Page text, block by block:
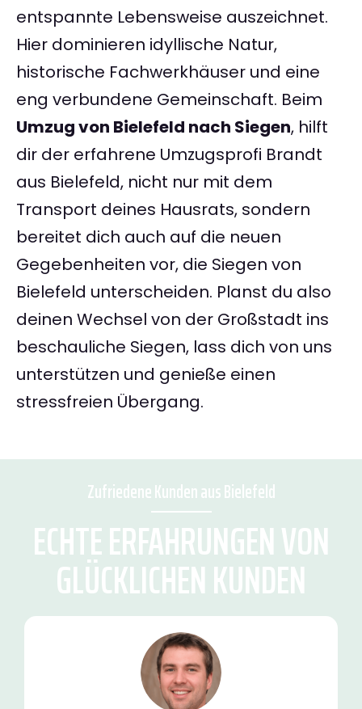
entspannte Lebensweise auszeichnet.
Hier dominieren idyllische Natur,
historische Fachwerkhäuser und eine
eng verbundene Gemeinschaft. Beim
Umzug von Bielefeld nach Siegen, hilft
dir der erfahrene Umzugsprofi Brandt
aus Bielefeld, nicht nur mit dem
Transport deines Hausrats, sondern
bereitet dich auch auf die neuen
Gegebenheiten vor, die Siegen von
Bielefeld unterscheiden. Planst du also
deinen Wechsel von der Großstadt ins
beschauliche Siegen, lass dich von uns
unterstützen und genieße einen
stressfreien Übergang.
Zufriedene Kunden aus Bielefeld
ECHTE ERFAHRUNGEN VON
GLÜCKLICHEN KUNDEN